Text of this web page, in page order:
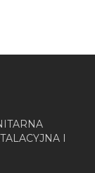
I